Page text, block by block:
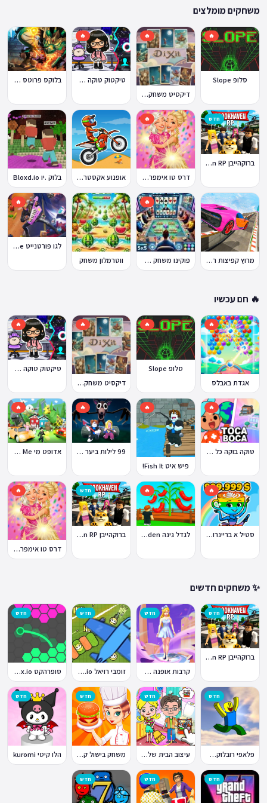
לצד תוספות שוטפות של משחקים חדשים.
משחקים מומלצים
🔥
סלופ Slope
🔥
דיקסיט משחק Dixit
🔥
טיקטוק טוקה בוקה בלוקס פרוטס Blox Fruits
חדש
ברוקהייבן Brookhaven RP
🔥
דרס טו אימפרס Dress To Impress אופנוע אקסטרים Moto X3M בלוק .יו Bloxd.io
מרוץ קפיצות רמפה
🔥
פוקינו משחק אונליין ווטרמלון משחק
🔥
לגו פורטנייט Lego Fortnite
🔥 חם עכשיו
🔥
אגדת באבלס
🔥
סלופ Slope
🔥
דיקסיט משחק Dixit
🔥
טיקטוק טוקה בוקה
🔥
טוקה בוקה כל העולמות בחינם
🔥
פיש איט Fish It!
🔥
99 לילות ביער Nights in the Forest
🔥
אדופט מי Adopt Me!
🔥
סטיל א בריינרוט Steal a Brainrot
🔥
לגדל גינה Grow a Garden
חדש
ברוקהייבן Brookhaven RP
🔥
דרס טו אימפרס Dress To Impress
✨ משחקים חדשים
חדש
ברוקהייבן Brookhaven RP
חדש
קרבות אופנה Fashion Battle
חדש
זומבי רויאל ZombsRoyale.io
חדש
סופרהקס Superhex.io
חדש
פלאפי רובלוקס Flappy Roblox
חדש
עיצוב הבית של טוקה בוקה
חדש
משחק בישול קדחת הבישול Cooking Fever
חדש
הלו קיטי kuromi
חדש חדש חדש